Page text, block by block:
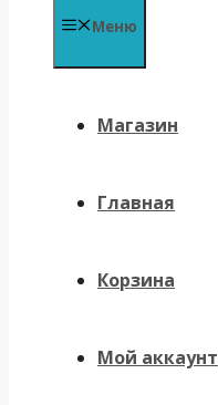
Меню
Магазин
Главная
Корзина
Мой аккаунт